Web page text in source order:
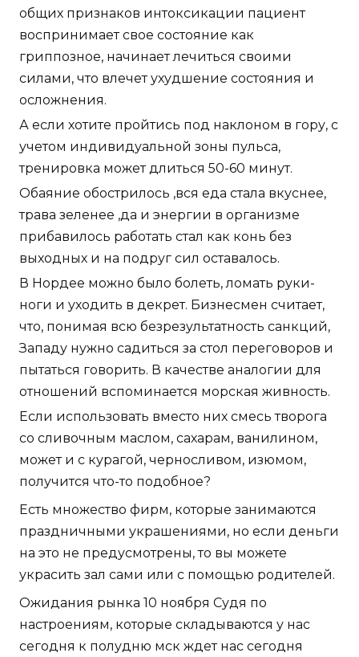
общих признаков интоксикации пациент
воспринимает свое состояние как
гриппозное, начинает лечиться своими
силами, что влечет ухудшение состояния и
осложнения.
А если хотите пройтись под наклоном в гору, с
учетом индивидуальной зоны пульса,
тренировка может длиться 50-60 минут.
Обаяние обострилось ,вся еда стала вкуснее,
трава зеленее ,да и энергии в организме
прибавилось работать стал как конь без
выходных и на подруг сил оставалось.
В Нордее можно было болеть, ломать руки-
ноги и уходить в декрет. Бизнесмен считает,
что, понимая всю безрезультатность санкций,
Западу нужно садиться за стол переговоров и
пытаться говорить. В качестве аналогии для
отношений вспоминается морская живность.
Если использовать вместо них смесь творога
со сливочным маслом, сахарам, ванилином,
может и с курагой, черносливом, изюмом,
получится что-то подобное?
Есть множество фирм, которые занимаются
праздничными украшениями, но если деньги
на это не предусмотрены, то вы можете
украсить зал сами или с помощью родителей.
Ожидания рынка 10 ноября Судя по
настроениям, которые складываются у нас
сегодня к полудню мск ждет нас сегодня